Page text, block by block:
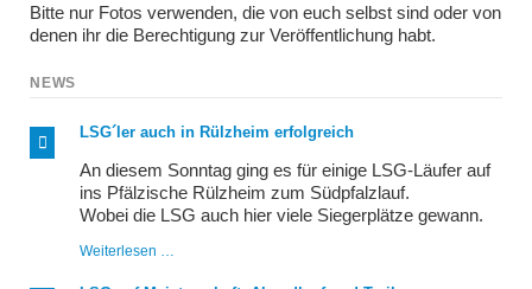
Bitte nur Fotos verwenden, die von euch selbst sind oder von
denen ihr die Berechtigung zur Veröffentlichung habt.
NEWS
LSG´ler auch in Rülzheim erfolgreich
An diesem Sonntag ging es für einige LSG-Läufer auf
ins Pfälzische Rülzheim zum Südpfalzlauf.
Wobei die LSG auch hier viele Siegerplätze gewann.
Weiterlesen …
auch